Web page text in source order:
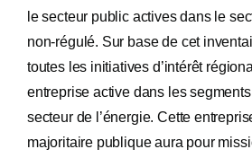
le secteur public actives dans le
non-régulé. Sur base de cet
toutes les initiatives d’intérêt
entreprise active dans les
secteur de l’énergie. Cette
majoritaire publique aura pour